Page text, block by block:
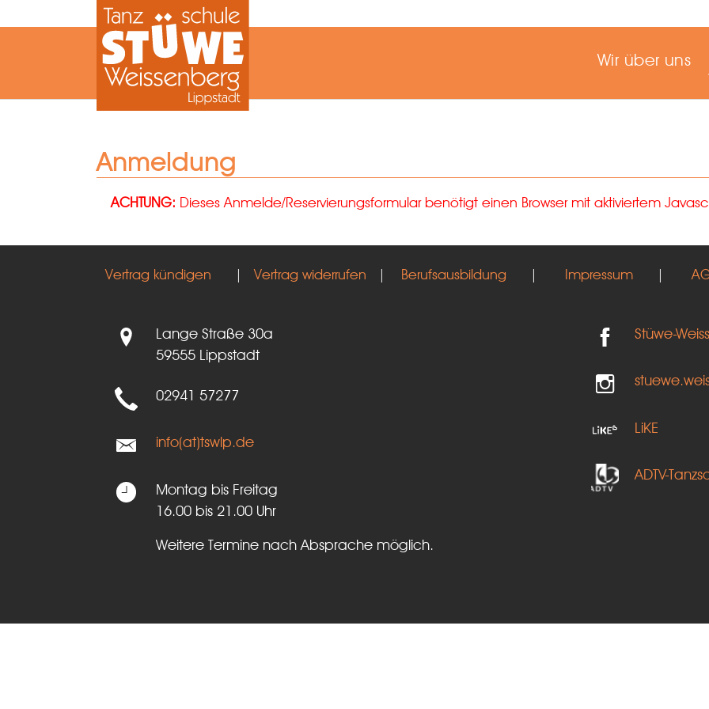
Zum Hauptinhalt springen
Wir über uns
Anmeldung
ACHTUNG: Dieses Anmelde/Reservierungsformular benötigt einen Browser mit aktiviertem
Vertrag kündigen |Vertrag widerrufen | Berufsausbildung | Impressum |
Lange Straße 30a
59555 Lippstadt
02941 57277
info(at)tswlp.de
Montag bis Freitag
16.00 bis 21.00 Uhr
Weitere Termine nach Absprache möglich.
Stüwe-
LiKE
ADTV-